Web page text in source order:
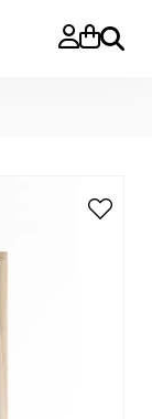
Zoeken